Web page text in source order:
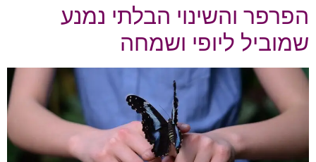
הפרפר והשינוי הבלתי נמנע
שמוביל ליופי ושמחה